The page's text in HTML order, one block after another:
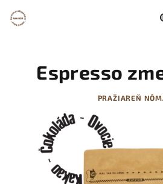
obsah
Espresso
PRAŽIAREŇ